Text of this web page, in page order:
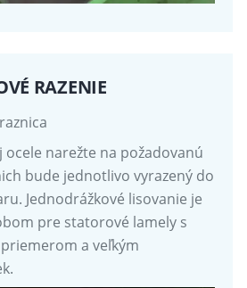
RAZENIE
ocele narežte na požadovanú
bude jednotlivo vyrazený do
Jednodrážkové lisovanie je
pre statorové lamely s
a veľkým